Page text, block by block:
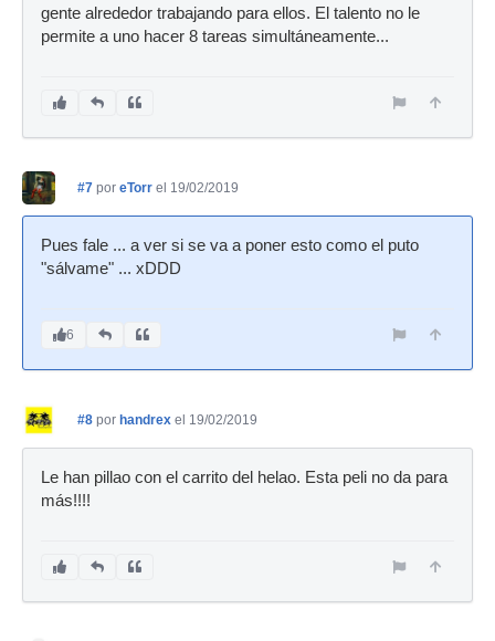
gente alrededor trabajando para ellos. El talento no le
permite a uno hacer 8 tareas simultáneamente...
#7 por eTorr el 19/02/2019
Pues fale ... a ver si se va a poner esto como el puto
"sálvame" ... xDDD
6
#8 por handrex el 19/02/2019
Le han pillao con el carrito del helao. Esta peli no da para
más!!!!